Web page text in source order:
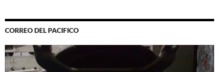
CORREO DEL PACIFICO